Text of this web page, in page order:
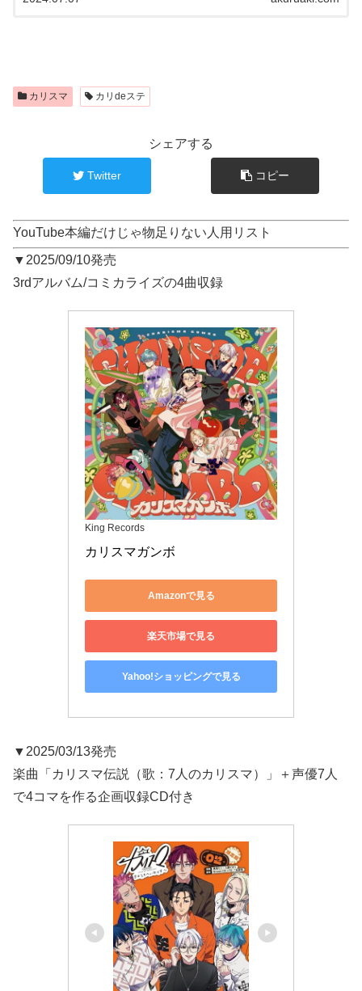
カリスマ カリdeステ
シェアする
Twitter コピー
YouTube本編だけじゃ物足りない人用リスト
▼2025/09/10発売
3rdアルバム/コミカライズの4曲収録
King Records
カリスマガンボ
Amazonで見る
楽天市場で見る
Yahoo!ショッピングで見る
▼2025/03/13発売
楽曲「カリスマ伝説（歌：7人のカリスマ）」＋声優7人
で4コマを作る企画収録CD付き